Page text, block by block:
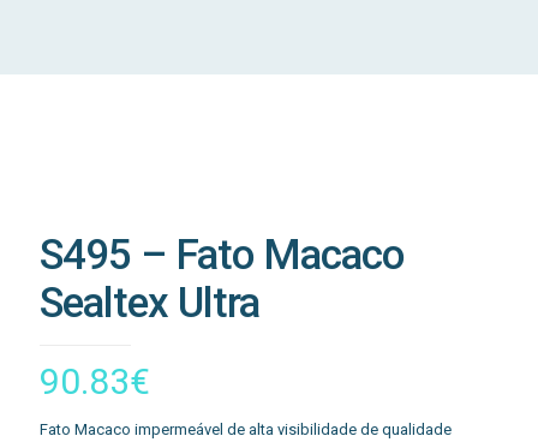
S495 – Fato Macaco
Sealtex Ultra
90.83€
Fato Macaco impermeável de alta visibilidade de qualidade